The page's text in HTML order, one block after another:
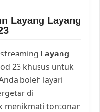
Layang Layang
Layang
23 khusus untuk
boleh layari
di
menikmati tontonan